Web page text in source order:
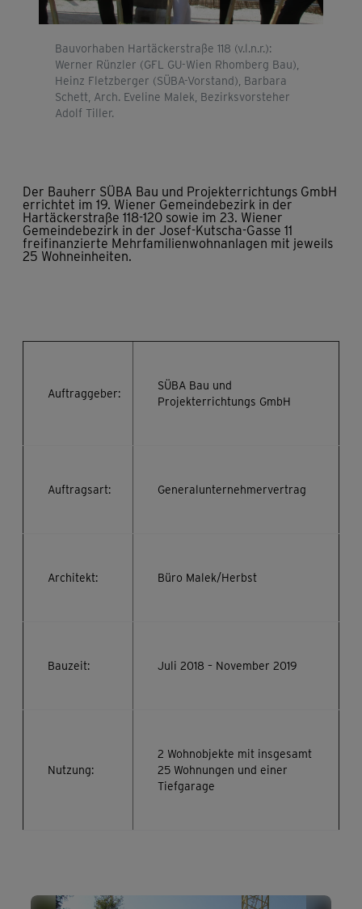
Bauvorhaben Hartäckerstraße 118 (v.l.n.r.):
Werner Rünzler (GFL GU-Wien Rhomberg Bau),
Heinz Fletzberger (SÜBA-Vorstand), Barbara
Schett, Arch. Eveline Malek, Bezirksvorsteher
Adolf Tiller.
Der Bauherr SÜBA Bau und Projekterrichtungs GmbH
errichtet im 19. Wiener Gemeindebezirk in der
Hartäckerstraße 118-120 sowie im 23. Wiener
Gemeindebezirk in der Josef-Kutscha-Gasse 11
freifinanzierte Mehrfamilienwohnanlagen mit jeweils
25 Wohneinheiten.
Auftraggeber:
SÜBA Bau und
Projekterrichtungs GmbH
Auftragsart: Generalunternehmervertrag
Architekt: Büro Malek/Herbst
Bauzeit: Juli 2018 – November 2019
Nutzung:
2 Wohnobjekte mit insgesamt
25 Wohnungen und einer
Tiefgarage